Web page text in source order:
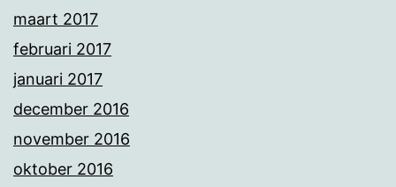
maart 2017
februari 2017
januari 2017
december 2016
november 2016
oktober 2016